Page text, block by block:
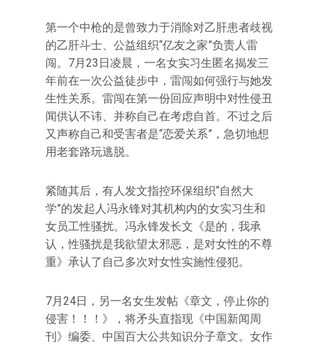
第一个中枪的是曾致力于消除对乙肝患者歧视
的乙肝斗士、公益组织“亿友之家”负责人雷
闯。7月23日凌晨，一名女实习生匿名揭发三
年前在一次公益徒步中，雷闯如何强行与她发
生性关系。雷闯在第一份回应声明中对性侵丑
闻供认不讳、并称自己在考虑自首。不过之后
又声称自己和受害者是“恋爱关系”，急切地想
用老套路玩逃脱。
紧随其后，有人发文指控环保组织“自然大
学”的发起人冯永锋对其机构内的女实习生和
女员工性骚扰。冯永锋发长文《是的，我承
认，性骚扰是我欲望太邪恶，是对女性的不尊
重》承认了自己多次对女性实施性侵犯。
7月24日，另一名女生发帖《章文，停止你的
侵害！！！》，将矛头直指现《中国新闻周
刊》编委、中国百大公共知识分子章文。女作